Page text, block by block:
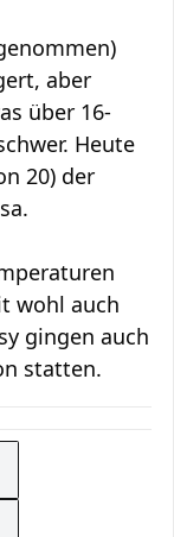
aber
über 16-
Heute
20) der
wohl auch
gingen auch
statten.